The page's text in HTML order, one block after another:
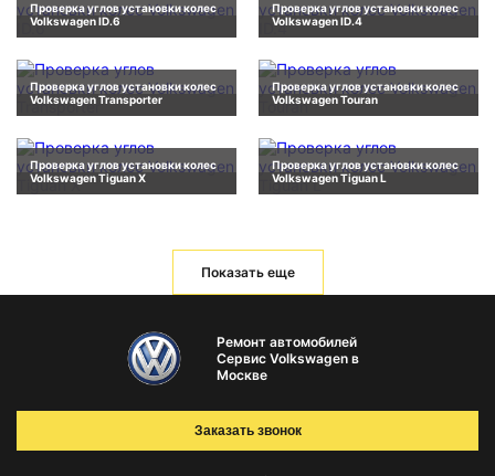
Проверка углов установки колес
Volkswagen ID.6
Проверка углов установки колес
Volkswagen ID.4
Проверка углов установки колес
Volkswagen Transporter
Проверка углов установки колес
Volkswagen Touran
Проверка углов установки колес
Volkswagen Tiguan X
Проверка углов установки колес
Volkswagen Tiguan L
Показать еще
Ремонт автомобилей
Сервис Volkswagen в
Москве
Заказать звонок